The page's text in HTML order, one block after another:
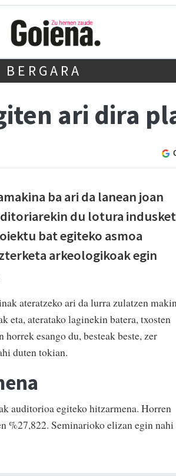
BERGARA
ari dira
ba ari da lanean joan
du lotura
bat egiteko asmoa
arkeologikoak egin
ateratzeko ari da lurra zulatzen
eta, ateratako laginekin batera, txosten
esango du, besteak beste, zer
duten tokian.
auditorioa egiteko hitzarmena. Horren
%27,822. Seminarioko elizan egin nahi